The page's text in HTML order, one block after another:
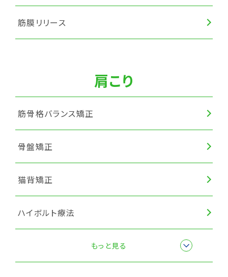
筋膜リリース
肩こり
筋骨格バランス矯正
骨盤矯正
猫背矯正
ハイボルト療法
もっと見る